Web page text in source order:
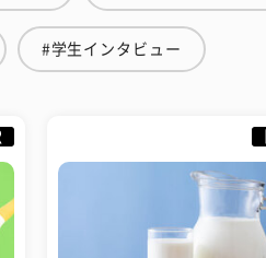
#学生インタビュー